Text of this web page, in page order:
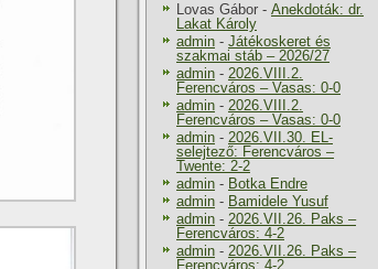
Lovas Gábor - Anekdoták: dr.
Lakat Károly
admin - Játékoskeret és
szakmai stáb – 2026/27
admin - 2026.VIII.2.
Ferencváros – Vasas: 0-0
admin - 2026.VIII.2.
Ferencváros – Vasas: 0-0
admin - 2026.VII.30. EL-
selejtező: Ferencváros –
Twente: 2-2
admin - Botka Endre
admin - Bamidele Yusuf
admin - 2026.VII.26. Paks –
Ferencváros: 4-2
admin - 2026.VII.26. Paks –
Ferencváros: 4-2